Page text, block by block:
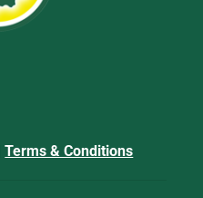
|Terms & Conditions